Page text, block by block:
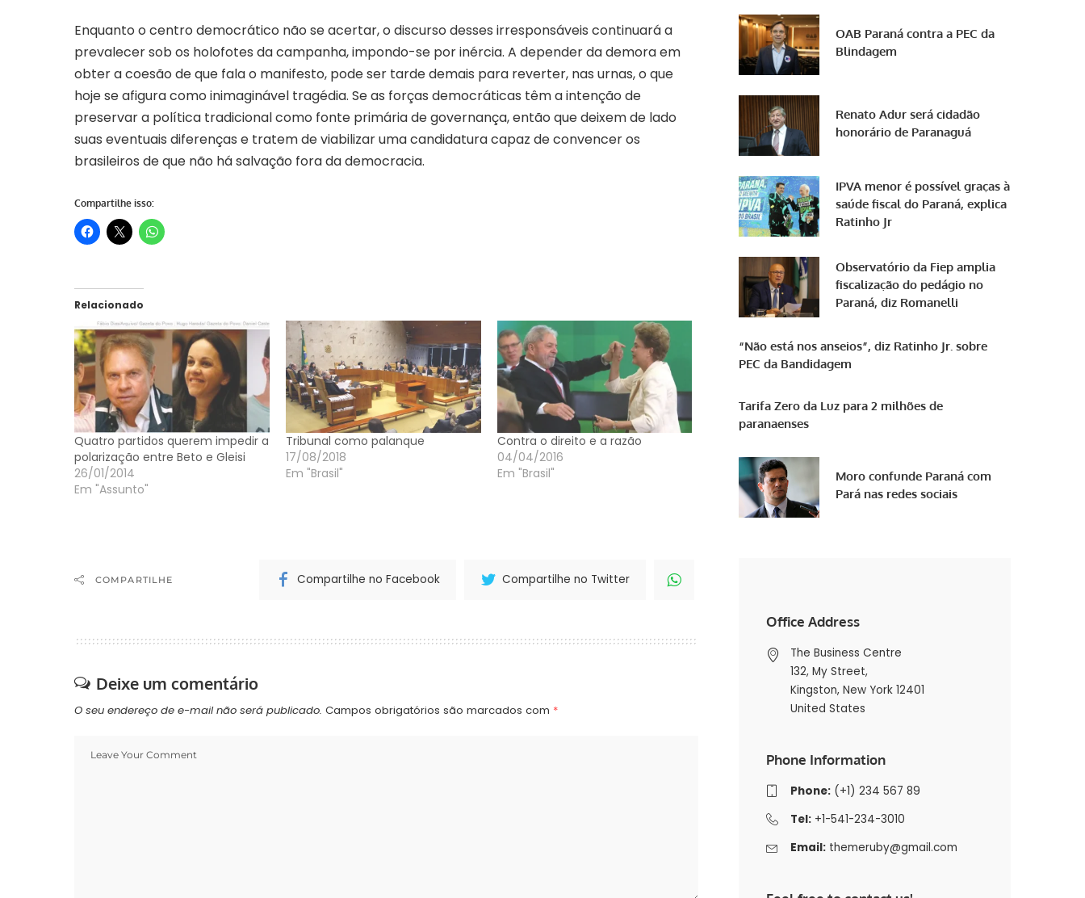
Enquanto o centro democrático não se acertar, o discurso desses irresponsáveis continuará a
prevalecer sob os holofotes da campanha, impondo-se por inércia. A depender da demora em
obter a coesão de que fala o manifesto, pode ser tarde demais para reverter, nas urnas, o que
hoje se afigura como inimaginável tragédia. Se as forças democráticas têm a intenção de
preservar a política tradicional como fonte primária de governança, então que deixem de lado
suas eventuais diferenças e tratem de viabilizar uma candidatura capaz de convencer os
brasileiros de que não há salvação fora da democracia.
Compartilhe isso:
Relacionado
Quatro partidos querem impedir a
polarização entre Beto e Gleisi
26/01/2014
Em "Assunto"
Tribunal como palanque
17/08/2018
Em "Brasil"
Contra o direito e a razão
04/04/2016
Em "Brasil"
COMPARTILHE Compartilhe no Facebook Compartilhe no Twitter
Deixe um comentário
O seu endereço de e-mail não será publicado. Campos obrigatórios são marcados com *
OAB Paraná contra a PEC da
Blindagem
Renato Adur será cidadão
honorário de Paranaguá
IPVA menor é possível graças à
saúde fiscal do Paraná, explica
Ratinho Jr
Observatório da Fiep amplia
fiscalização do pedágio no
Paraná, diz Romanelli
“Não está nos anseios”, diz Ratinho Jr. sobre
PEC da Bandidagem
Tarifa Zero da Luz para 2 milhões de
paranaenses
Moro confunde Paraná com
Pará nas redes sociais
Office Address
The Business Centre
132, My Street,
Kingston, New York 12401
United States
Phone Information
Phone:(+1) 234 567 89
Tel:+1-541-234-3010
Email: themeruby@gmail.com